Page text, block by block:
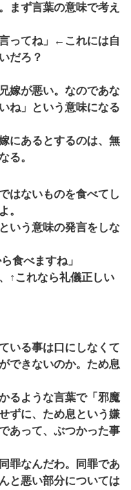
まず言葉の意味で考え
ってね」←これには自
だろ？
嫁が悪い。なのであな
ね」という意味になる
にあるとするのは、無
る。
はないものを食べてし
。
いう意味の発言をしな
食べますね」
↑これなら礼儀正しい
いる事は口にしなくて
できないのか。ため息
るような言葉で「邪魔
ずに、ため息という嫌
あって、ぶつかった事
罪なんだわ。同罪であ
と悪い部分については